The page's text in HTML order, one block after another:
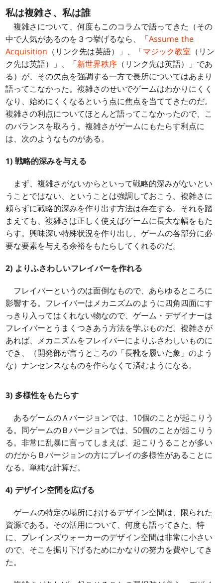
私は複雑さ、私は誰
複雑さについて、何度もこのコラムで語ってきた（その
中で人気があるのを３つ挙げるなら、「Assume the
Acquisition （リンク先は英語）」、「マジック教室 （リン
ク先は英語）」、「新世界秩序 （リンク先は英語）」であ
る）が、その欠点を強調する一方で長所についてはあまり
語ってこなかった。複雑さのせいでゲームはわかりにくく
なり、始めにくくなるという点に焦点を当ててきたのだ。
複雑さの利点についてほとんど語ってこなかったので、こ
のバランスを取ろう。複雑さがゲームにもたらす利点に
は、次のようなものがある。
1) 戦略的深みを与える
まず、複雑さがないからといって戦略的深みがないとい
うことではない、ということは強調しておこう。複雑さに
頼らずに戦略的深みを作り出す方法は存在する。それを踏
まえても、複雑さは正しく使えばゲームに長大な幅をもた
らす。興味深い特殊状況を作り出し、ゲームの各部分に必
要な要素を与える余裕をもたらしてくれるのだ。
2) よりふさわしいフレイバーを作れる
フレイバーというのは面倒なもので、あらゆるところに
影響する。フレイバーはメカニズムのように四角四面にす
っきり入ってはくれない物なので、ゲーム・デザイナーは
フレイバーとうまくつきあう方法を学ぶものだ。複雑さが
あれば、メカニズムをフレイバーによりふさわしいものに
でき、（開発部が言うところの「長靴を履いた象」のよう
な）ナンセンスなものを作らなくて済むようになる。
3) 多様性をもたらす
あるゲームのＡバージョンでは、10個のことが起こりう
る。同ゲームのＢバージョンでは、50個のことが起こりう
る。非常に乱暴に言ってしまえば、起こりうることが多い
のだからＢバージョンの方にプレイの多様性があることに
なる。単純な計算だ。
4) デザイン空間を広げる
ゲームの特定の場所におけるデザイン空間は、限られた
資源である。その活用について、何度も語ってきた。特
に、プレインズウォーカーのデザイン空間は非常に小さい
ので、そこを掘り下げるためにかなりの努力を費やしてき
た。